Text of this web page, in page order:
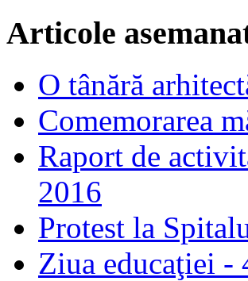
Articole
O tânără
Comemorarea
Raport de
2016
Protest la
Ziua educaţiei -